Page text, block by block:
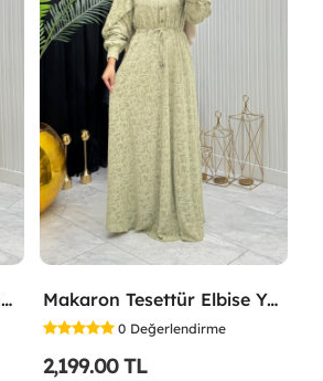
Lina Tesettür Elbise Turuncu Turuncu Makaron Tesettür Elbise Yeşil Yeşil
0 Değerlendirme
2,199.00 TL